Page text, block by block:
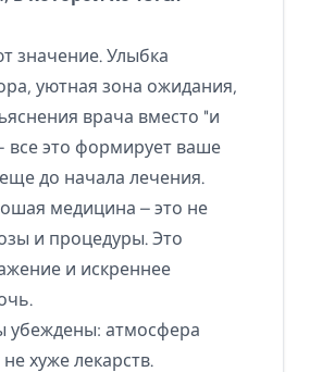
значение. Улыбка
уютная зона ожидания,
врача вместо "и
все это формирует ваше
до начала лечения.
медицина – это не
и процедуры. Это
и искреннее
убеждены: атмосфера
хуже лекарств.